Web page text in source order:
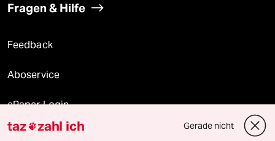
Fragen & Hilfe
Feedback
Aboservice
ePaper Login
Downloads für Abonnierende
taz zahl ich Gerade nicht